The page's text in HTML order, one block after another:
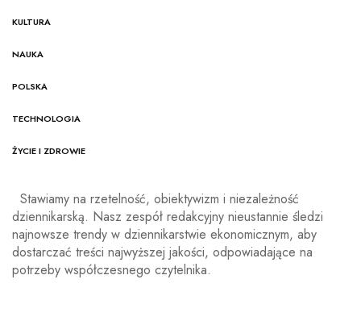
KULTURA
NAUKA
POLSKA
TECHNOLOGIA
ŻYCIE I ZDROWIE
Stawiamy na rzetelność, obiektywizm i niezależność
dziennikarską. Nasz zespół redakcyjny nieustannie śledzi
najnowsze trendy w dziennikarstwie ekonomicznym, aby
dostarczać treści najwyższej jakości, odpowiadające na
potrzeby współczesnego czytelnika.